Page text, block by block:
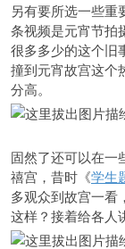
另有要所选一些重
条视频是元宵节拍
很多多少的这个旧
撞到元宵故宫这个
分高。
固然了还可以在一
禧宫，昔时《学生
多观众到故宫一看
这样？接着给各人